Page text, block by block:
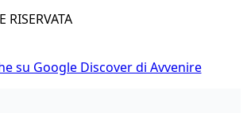
su Google Discover di Avvenire